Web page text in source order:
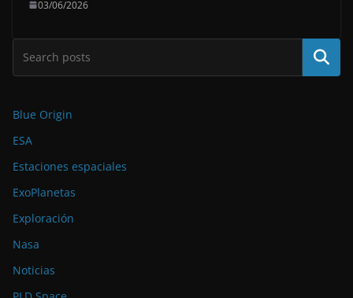
03/06/2026
Buscar
Blue Origin
ESA
Estaciones espaciales
ExoPlanetas
Exploración
Nasa
Noticias